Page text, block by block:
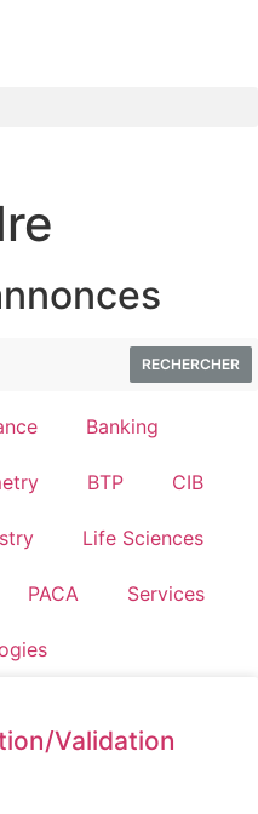
RECHERCHER
Banking
BTP CIB
Life Sciences
PACA Services
Validation